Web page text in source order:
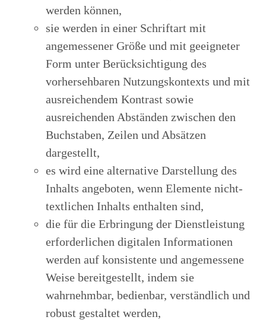
werden können,
sie werden in einer Schriftart mit
angemessener Größe und mit geeigneter
Form unter Berücksichtigung des
vorhersehbaren Nutzungskontexts und mit
ausreichendem Kontrast sowie
ausreichenden Abständen zwischen den
Buchstaben, Zeilen und Absätzen
dargestellt,
es wird eine alternative Darstellung des
Inhalts angeboten, wenn Elemente nicht-
textlichen Inhalts enthalten sind,
die für die Erbringung der Dienstleistung
erforderlichen digitalen Informationen
werden auf konsistente und angemessene
Weise bereitgestellt, indem sie
wahrnehmbar, bedienbar, verständlich und
robust gestaltet werden,